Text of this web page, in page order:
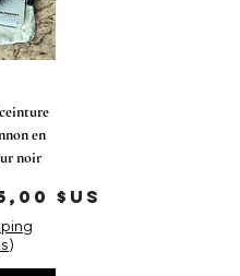
en
noir
promotionnel
$US